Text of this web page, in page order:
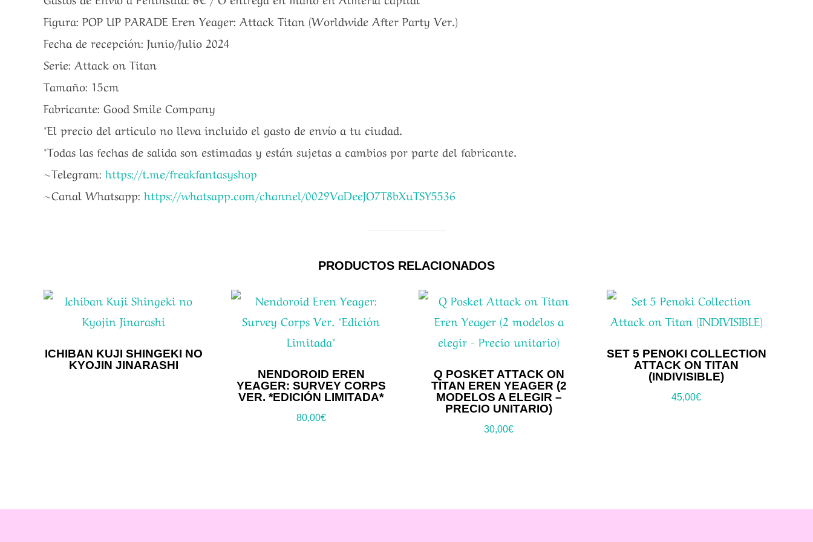
Figura: POP UP PARADE Eren Yeager: Attack Titan (Worldwide After Party Ver.)
Fecha de recepción: Junio/Julio 2024
Serie: Attack on Titan
Tamaño: 15cm
Fabricante: Good Smile Company
*El precio del articulo no lleva incluido el gasto de envío a tu ciudad.
*Todas las fechas de salida son estimadas y están sujetas a cambios por parte del fabricante.
~Telegram: https://t.me/freakfantasyshop
~Canal Whatsapp: https://whatsapp.com/channel/0029VaDeeJO7T8bXuTSY5536
PRODUCTOS RELACIONADOS
ICHIBAN KUJI SHINGEKI NO
KYOJIN JINARASHI
NENDOROID EREN
YEAGER: SURVEY CORPS
VER. *EDICIÓN LIMITADA*
80,00€
Q POSKET ATTACK ON
TITAN EREN YEAGER (2
MODELOS A ELEGIR –
PRECIO UNITARIO)
30,00€
SET 5 PENOKI COLLECTION
ATTACK ON TITAN
(INDIVISIBLE)
45,00€